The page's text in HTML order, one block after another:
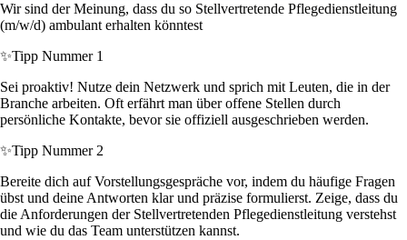
Wir sind der Meinung, dass du so Stellvertretende Pflegedienstleitung
(m/w/d) ambulant erhalten könntest
✨Tipp Nummer 1
Sei proaktiv! Nutze dein Netzwerk und sprich mit Leuten, die in der
Branche arbeiten. Oft erfährt man über offene Stellen durch
persönliche Kontakte, bevor sie offiziell ausgeschrieben werden.
✨Tipp Nummer 2
Bereite dich auf Vorstellungsgespräche vor, indem du häufige Fragen
übst und deine Antworten klar und präzise formulierst. Zeige, dass du
die Anforderungen der Stellvertretenden Pflegedienstleitung verstehst
und wie du das Team unterstützen kannst.